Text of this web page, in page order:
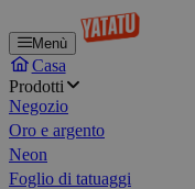
Menù
Casa
Prodotti
Negozio
Oro e argento
Neon
Foglio di tatuaggi